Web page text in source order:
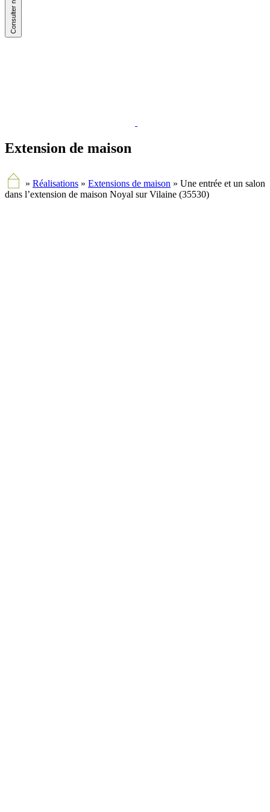
Extension de maison
» Réalisations » Extensions de maison » Une entrée et un salon
dans l’extension de maison Noyal sur Vilaine (35530)